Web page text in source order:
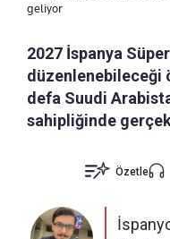
geliyor
2027 İspanya Süper
düzenlenebileceği
defa Suudi
sahipliğinde
Özetle